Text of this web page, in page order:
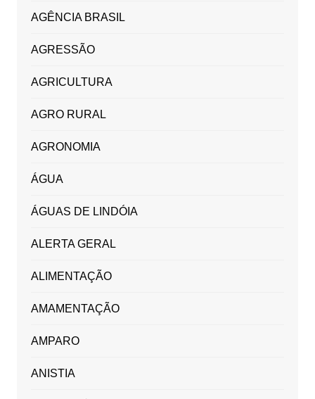
AGÊNCIA BRASIL
AGRESSÃO
AGRICULTURA
AGRO RURAL
AGRONOMIA
ÁGUA
ÁGUAS DE LINDÓIA
ALERTA GERAL
ALIMENTAÇÃO
AMAMENTAÇÃO
AMPARO
ANISTIA